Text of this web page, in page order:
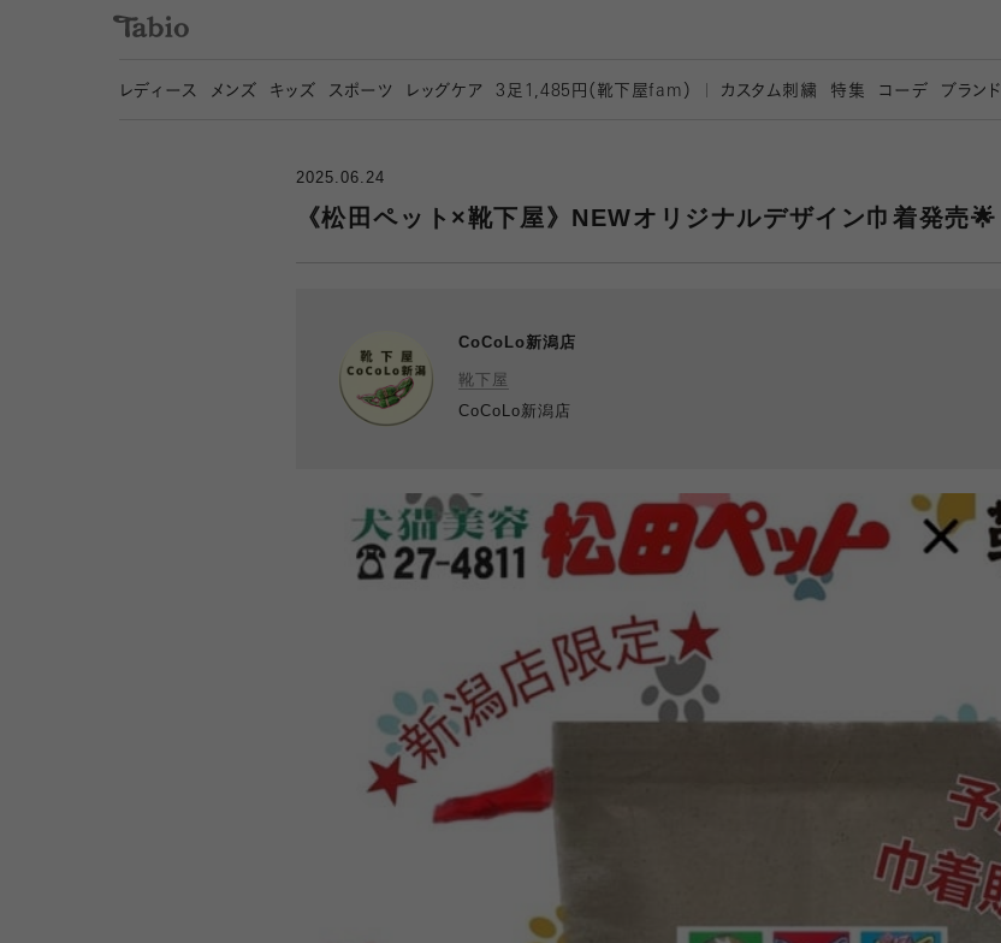
レディース メンズ キッズ スポーツ レッグケア 3 足1,485円（靴下屋fam） カスタム刺繍 特集 コーデ ブランド
2025.06.24
《松田ペット×靴下屋》NEWオリジナルデザイン巾着発売🌟
CoCoLo新潟店
靴下屋
CoCoLo新潟店